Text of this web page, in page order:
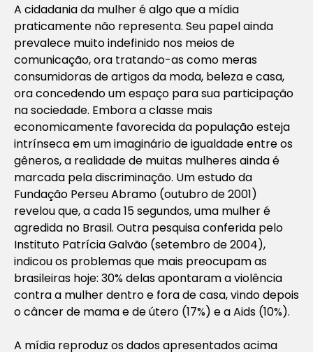
A cidadania da mulher é algo que a mídia
praticamente não representa. Seu papel ainda
prevalece muito indefinido nos meios de
comunicação, ora tratando-as como meras
consumidoras de artigos da moda, beleza e casa,
ora concedendo um espaço para sua participação
na sociedade. Embora a classe mais
economicamente favorecida da população esteja
intrínseca em um imaginário de igualdade entre os
gêneros, a realidade de muitas mulheres ainda é
marcada pela discriminação. Um estudo da
Fundação Perseu Abramo (outubro de 2001)
revelou que, a cada 15 segundos, uma mulher é
agredida no Brasil. Outra pesquisa conferida pelo
Instituto Patrícia Galvão (setembro de 2004),
indicou os problemas que mais preocupam as
brasileiras hoje: 30% delas apontaram a violência
contra a mulher dentro e fora de casa, vindo depois
o câncer de mama e de útero (17%) e a Aids (10%).
A mídia reproduz os dados apresentados acima